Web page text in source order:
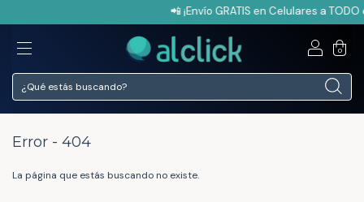
📲 ¡Envío GRATIS en Celulares a TODO
0
Error - 404
La página que estás buscando no existe.